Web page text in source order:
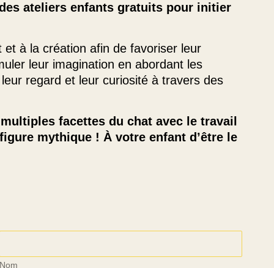
ateliers enfants gratuits pour initier
et à la création afin de favoriser leur
leur imagination en abordant les
regard et leur curiosité à travers des
facettes du chat avec le travail
mythique ! À votre enfant d’être le
Nom